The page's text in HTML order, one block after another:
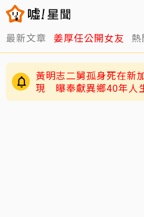
最新文章 姜厚任公開女友
獨／韓女嫌台男「很臭
推香水一句話替台男平